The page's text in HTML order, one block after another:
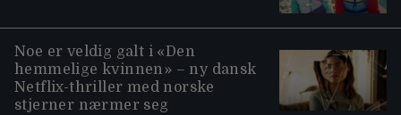
Noe er veldig galt i «Den
hemmelige kvinnen» – ny dansk
Netflix-thriller med norske
stjerner nærmer seg